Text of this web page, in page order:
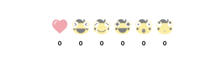
0 0 0 0 0 0